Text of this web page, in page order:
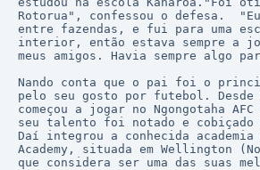
Rotorua", confessou o defesa.  "Eu
entre fazendas, e fui para uma
interior, então estava sempre a
meus amigos. Havia sempre algo
Nando conta que o pai foi o
pelo seu gosto por futebol. Desde
começou a jogar no Ngongotaha
seu talento foi notado e cobiçado
Daí integrou a conhecida
Academy, situada em Wellington
que considera ser uma das suas